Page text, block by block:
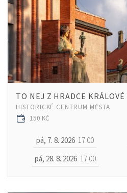
TO NEJ Z HRADCE KRÁLOVÉ
HISTORICKÉ CENTRUM MĚSTA
150 KČ
pá, 7. 8. 2026 17:00
pá, 28. 8. 2026 17:00